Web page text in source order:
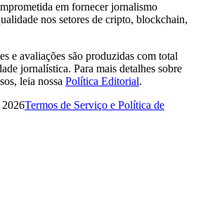
em fornecer jornalismo
nos setores de cripto, blockchain,
e avaliações são produzidas com total
jornalística. Para mais detalhes sobre
leia nossa Política Editorial.
Termos de Serviço e Política de